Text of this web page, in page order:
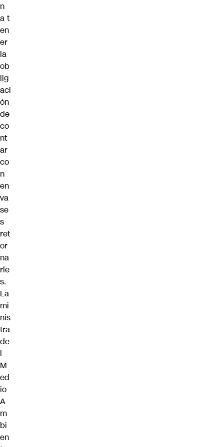
n
a t
en
er
la
ob
lig
aci
ón
de
co
nt
ar
co
n
en
va
se
s
ret
or
na
rle
s.
La
mi
nis
tra
de
l
M
ed
io
A
m
bi
en